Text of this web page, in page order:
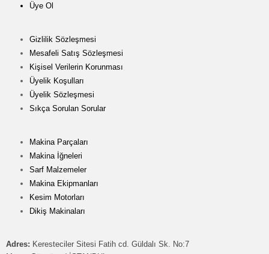
Üye Ol
Gizlilik Sözleşmesi
Mesafeli Satış Sözleşmesi
Kişisel Verilerin Korunması
Üyelik Koşulları
Üyelik Sözleşmesi
Sıkça Sorulan Sorular
Makina Parçaları
Makina İğneleri
Sarf Malzemeler
Makina Ekipmanları
Kesim Motorları
Dikiş Makinaları
Adres: Keresteciler Sitesi Fatih cd. Güldalı Sk. No:7